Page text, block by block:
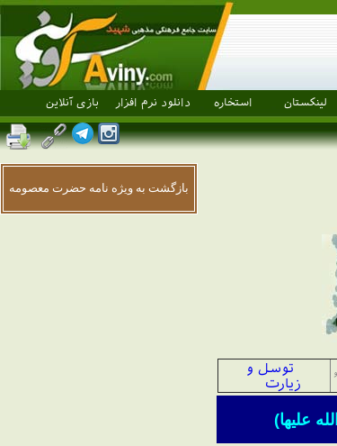
لینکستان استخاره دانلود نرم افزار بازی آنلاین
بازگشت به ویژه نامه حضرت معصومه
توسل و
زیارت
علیها)